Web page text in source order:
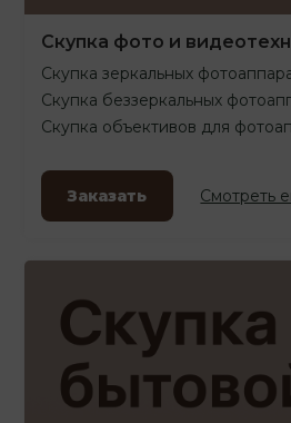
Скупка фото и
Скупка зеркальных
Скупка беззеркальных
Скупка объективов для
Заказать Смотреть